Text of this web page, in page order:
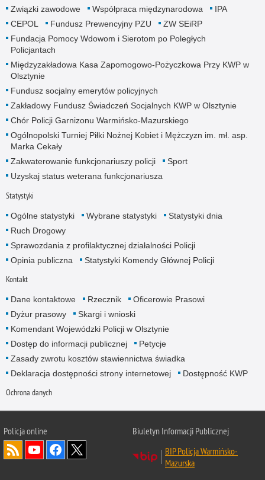
Związki zawodowe Współpraca międzynarodowa
IPA
CEPOL
Fundusz Prewencyjny PZU
ZW SEiRP
Fundacja Pomocy Wdowom i Sierotom po Poległych
Policjantach
Międzyzakładowa Kasa Zapomogowo-Pożyczkowa Przy KWP w
Olsztynie
Fundusz socjalny emerytów policyjnych
Zakładowy Fundusz Świadczeń Socjalnych KWP w Olsztynie
Chór Policji Garnizonu Warmińsko-Mazurskiego
Ogólnopolski Turniej Piłki Nożnej Kobiet i Mężczyzn im. mł. asp.
Marka Cekały
Zakwaterowanie funkcjonariuszy policji
Sport
Uzyskaj status weterana funkcjonariusza
Statystyki
Ogólne statystyki Wybrane statystyki
Statystyki dnia
Ruch Drogowy
Sprawozdania z profilaktycznej działalności Policji
Opinia publiczna
Statystyki Komendy Głównej Policji
Kontakt
Dane kontaktowe Rzecznik
Oficerowie Prasowi
Dyżur prasowy
Skargi i wnioski
Komendant Wojewódzki Policji w Olsztynie
Dostęp do informacji publicznej
Petycje
Zasady zwrotu kosztów stawiennictwa świadka
Deklaracja dostępności strony internetowej
Dostępność KWP
Ochrona danych
Policja online
Biuletyn Informacji Publicznej
BIP Policja Warmińsko-
Mazurska